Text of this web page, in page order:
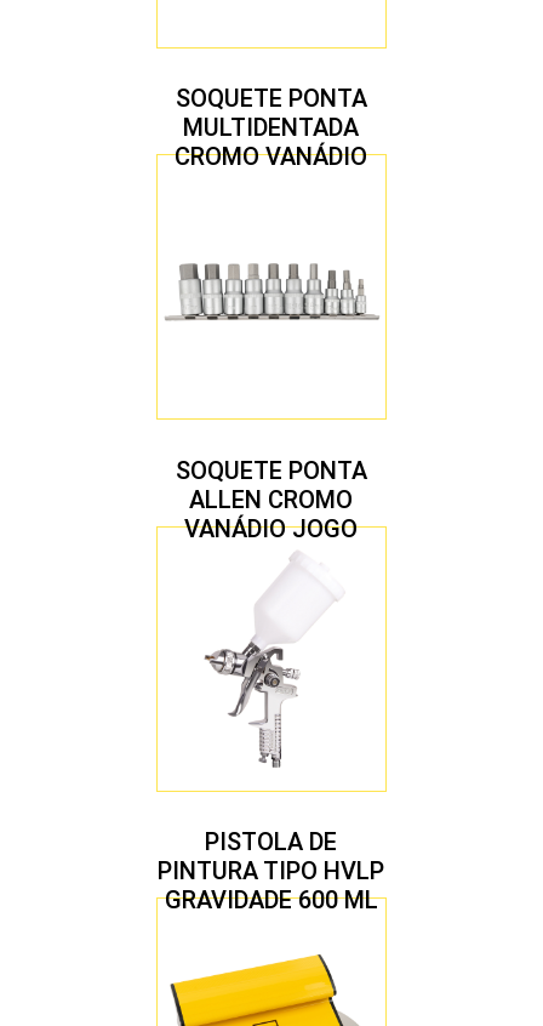
SOQUETE PONTA
MULTIDENTADA
CROMO VANÁDIO
SOQUETE PONTA
ALLEN CROMO
VANÁDIO JOGO
COM 10 PEÇAS
PISTOLA DE
PINTURA TIPO HVLP
GRAVIDADE 600 ML
1,7 MM